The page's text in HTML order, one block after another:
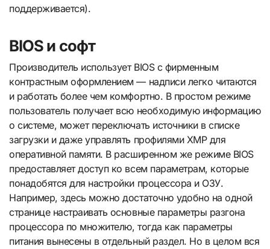
поддерживается).
BIOS и софт
Производитель использует BIOS с фирменным
контрастным оформлением — надписи легко читаются
и работать более чем комфортно. В простом режиме
пользователь получает всю необходимую информацию
о системе, может переключать источники в списке
загрузки и даже управлять профилями XMP для
оперативной памяти. В расширенном же режиме BIOS
предоставляет доступ ко всем параметрам, которые
понадобятся для настройки процессора и ОЗУ.
Например, здесь можно достаточно удобно на одной
странице настраивать основные параметры разгона
процессора по множителю, тогда как параметры
питания вынесены в отдельный раздел. Но в целом вся